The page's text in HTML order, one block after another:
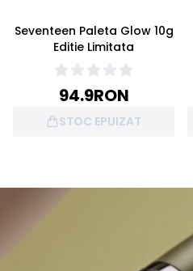
Seventeen Paleta Glow 10g
Editie Limitata
94.9RON
STOC EPUIZAT